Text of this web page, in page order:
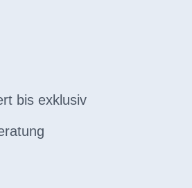
bis exklusiv